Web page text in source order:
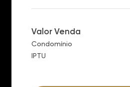
Valor Venda
Condomínio
IPTU